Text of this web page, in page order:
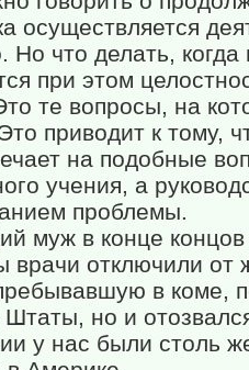
осуществляется
Но что делать,
при этом
те вопросы, на
приводит к тому,
на подобные
учения, а
проблемы.
муж в конце
врачи отключили от
в коме,
но и
у нас были столь